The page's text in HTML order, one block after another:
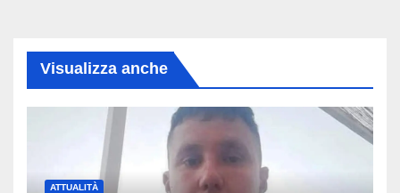
Visualizza anche
ATTUALITÀ